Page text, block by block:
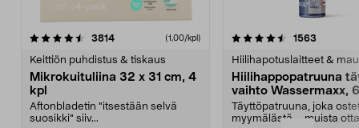
3814arvostelut (1,00/kpl)
Keittiön puhdistus & tiskaus
Mikrokuituliina 32 x 31 cm, 4
kpl
Aftonbladetin "itsestään selvä
suosikki" siiv...
4.5viidestä
1563
Hiilihapotuslaitteet &
Hiilihappopatruuna
vaihto Wassermaxx,
Täyttöpatruuna, joka
myymälästä – muista
4.5viidestä